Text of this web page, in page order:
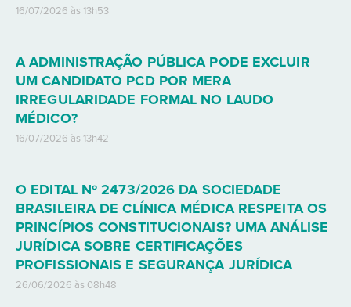
16/07/2026 às 13h53
A ADMINISTRAÇÃO PÚBLICA PODE EXCLUIR
UM CANDIDATO PCD POR MERA
IRREGULARIDADE FORMAL NO LAUDO
MÉDICO?
16/07/2026 às 13h42
O EDITAL Nº 2473/2026 DA SOCIEDADE
BRASILEIRA DE CLÍNICA MÉDICA RESPEITA OS
PRINCÍPIOS CONSTITUCIONAIS? UMA ANÁLISE
JURÍDICA SOBRE CERTIFICAÇÕES
PROFISSIONAIS E SEGURANÇA JURÍDICA
26/06/2026 às 08h48